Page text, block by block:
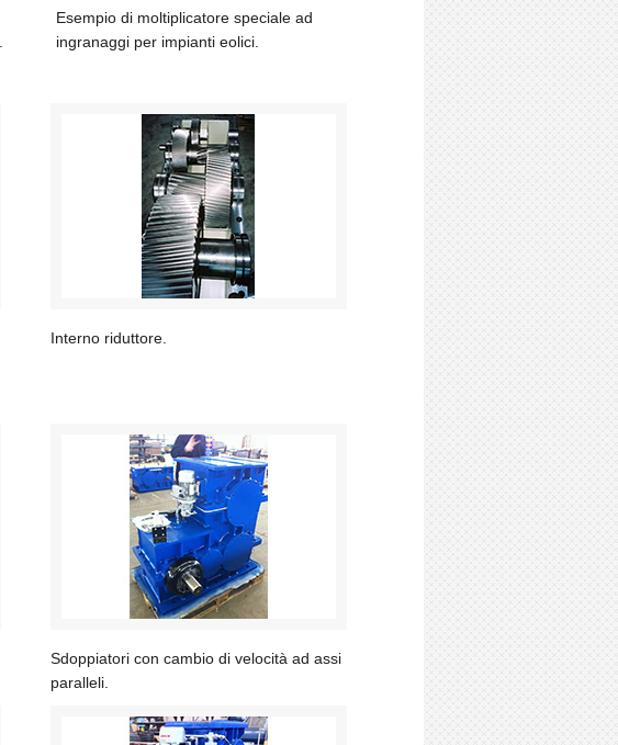
Esempio di moltiplicatore speciale ad
ingranaggi per impianti eolici.
Interno riduttore.
Sdoppiatori con cambio di velocità ad assi
paralleli.